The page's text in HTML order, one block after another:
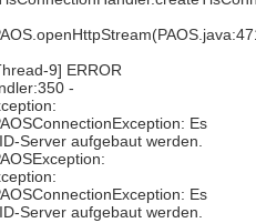
9] ERROR
-
Es
Server aufgebaut werden.
Es
Server aufgebaut werden.